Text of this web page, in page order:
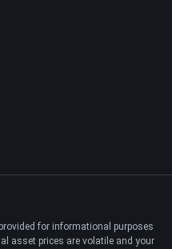
for informational purposes
asset prices are volatile and your